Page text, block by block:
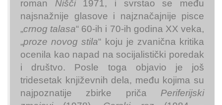
roman Nišči 1971, i svrstao se među
najsnažnije glasove i najznačajnije pisce
„crnog talasa“ 60-ih i 70-ih godina XX veka,
„proze novog stila“ koju je zvanična kritika
ocenila kao napad na socijalistički poredak
i društvo. Posle toga objavio je još
tridesetak književnih dela, među kojima su
najpoznatije zbirke priča Periferijski